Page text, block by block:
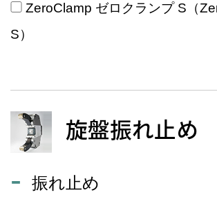
ZeroClamp ゼロクランプ S（
S）
旋盤振れ止め
振れ止め